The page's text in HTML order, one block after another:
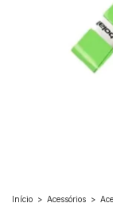
Início > Acessórios >